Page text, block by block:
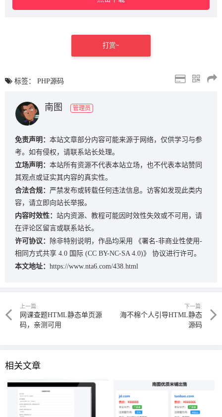
打赏~
标签： PHP源码
南图 管理员
免责声明： 本站文章部分内容可能来源于网络，仅供学习与参
考。如有侵权，请联系站长处理。
立场声明： 本站所有资源不代表本站立场，也不代表本站赞同
其观点或证实其内容的真实性。
合法合规： 严禁发布或转载任何违法信息。访客如发现此类内
容，请立即向站长举报。
内容时效性： 站内资源、教程可能因时效性失效或不可用，请
在评论区留言或联系站长。
许可协议：
除非特别说明，作品均采用
《署名-非商业性使用-
相同方式共享 4.0 国际 (CC BY-NC-SA 4.0)》
协议进行许可。
本文地址： https://www.nta6.com/438.html
上一篇:
网课查题HTML静态单页源
码，亲测可用
下一篇:
海不棉个人引导HTML静态
源码
相关文章